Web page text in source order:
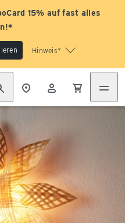
15% auf fast alles
Hinweis*